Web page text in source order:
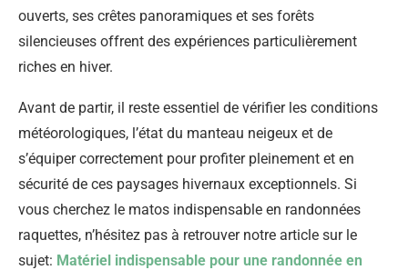
ouverts, ses crêtes panoramiques et ses forêts
silencieuses offrent des expériences particulièrement
riches en hiver.
Avant de partir, il reste essentiel de vérifier les conditions
météorologiques, l’état du manteau neigeux et de
s’équiper correctement pour profiter pleinement et en
sécurité de ces paysages hivernaux exceptionnels. Si
vous cherchez le matos indispensable en randonnées
raquettes, n’hésitez pas à retrouver notre article sur le
sujet: Matériel indispensable pour une randonnée en